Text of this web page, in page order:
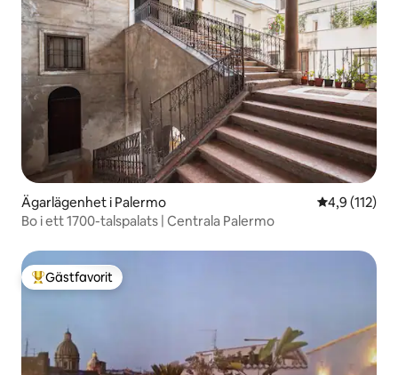
Ägarlägenhet i Palermo 4,9 av 5 i
4,9 (112)
Bo i ett 1700-talspalats | Centrala Palermo
Populär gästfavorit
Gästfavorit